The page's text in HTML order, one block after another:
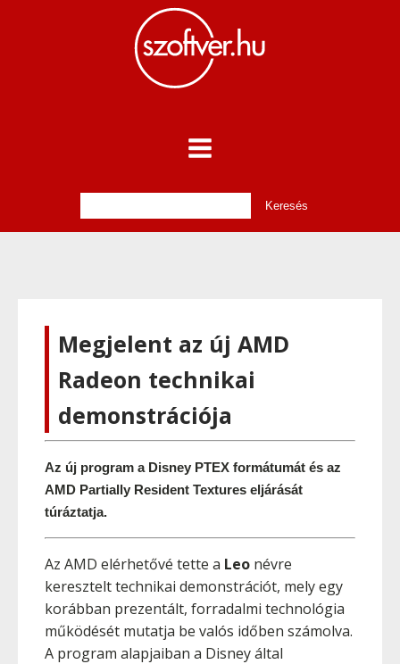
Megjelent az új AMD
Radeon technikai
demonstrációja
Az új program a Disney PTEX formátumát és az
AMD Partially Resident Textures eljárását
túráztatja.
Az AMD elérhetővé tette a Leo névre
keresztelt technikai demonstrációt, mely egy
korábban prezentált, forradalmi technológia
működését mutatja be valós időben számolva.
A program alapjaiban a Disney által